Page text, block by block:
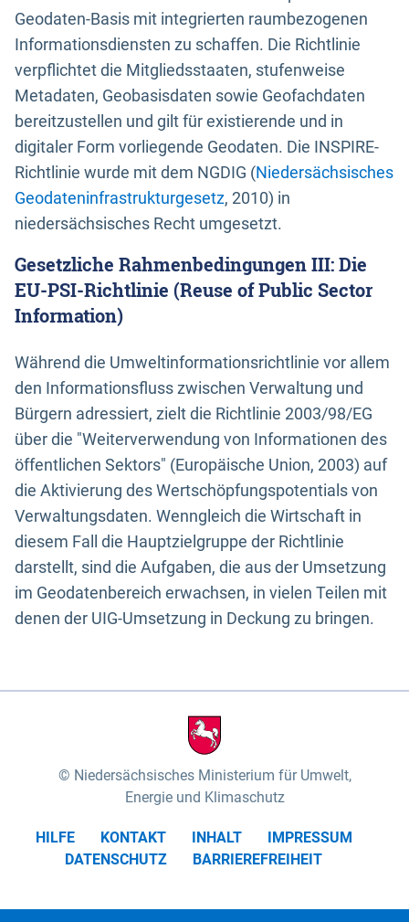
Geodaten-Basis mit integrierten raumbezogenen
Informationsdiensten zu schaffen. Die Richtlinie
verpflichtet die Mitgliedsstaaten, stufenweise
Metadaten, Geobasisdaten sowie Geofachdaten
bereitzustellen und gilt für existierende und in
digitaler Form vorliegende Geodaten. Die INSPIRE-
Richtlinie wurde mit dem NGDIG (Niedersächsisches
Geodateninfrastrukturgesetz, 2010) in
niedersächsisches Recht umgesetzt.
Gesetzliche Rahmenbedingungen III: Die
EU-PSI-Richtlinie (Reuse of Public Sector
Information)
Während die Umweltinformationsrichtlinie vor allem
den Informationsfluss zwischen Verwaltung und
Bürgern adressiert, zielt die Richtlinie 2003/98/EG
über die "Weiterverwendung von Informationen des
öffentlichen Sektors" (Europäische Union, 2003) auf
die Aktivierung des Wertschöpfungspotentials von
Verwaltungsdaten. Wenngleich die Wirtschaft in
diesem Fall die Hauptzielgruppe der Richtlinie
darstellt, sind die Aufgaben, die aus der Umsetzung
im Geodatenbereich erwachsen, in vielen Teilen mit
denen der UIG-Umsetzung in Deckung zu bringen.
Niedersächsisches Ministerium für Umwelt,
Energie und Klimaschutz
HILFE KONTAKT INHALT
IMPRESSUM
DATENSCHUTZ
BARRIEREFREIHEIT